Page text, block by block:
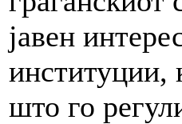
јавен
институции,
што го